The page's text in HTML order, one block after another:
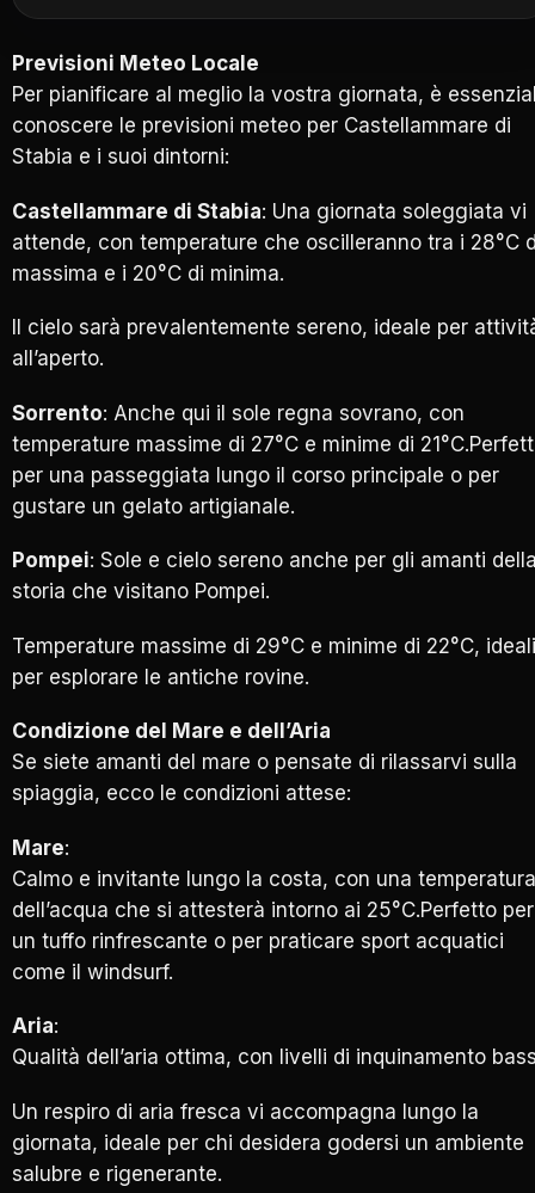
Previsioni Meteo Locale
Per pianificare al meglio la vostra giornata, è
conoscere le previsioni meteo per Castellammare di
Stabia e i suoi dintorni:
Castellammare di Stabia: Una giornata soleggiata vi
attende, con temperature che oscilleranno tra i 28°C
massima e i 20°C di minima.
Il cielo sarà prevalentemente sereno, ideale per
all’aperto.
Sorrento: Anche qui il sole regna sovrano, con
temperature massime di 27°C e minime di
per una passeggiata lungo il corso principale o per
gustare un gelato artigianale.
Pompei: Sole e cielo sereno anche per gli amanti
storia che visitano Pompei.
Temperature massime di 29°C e minime di 22°C, ideali
per esplorare le antiche rovine.
Condizione del Mare e dell’Aria
Se siete amanti del mare o pensate di rilassarvi sulla
spiaggia, ecco le condizioni attese:
Mare:
Calmo e invitante lungo la costa, con una temperatura
dell’acqua che si attesterà intorno ai 25°C.Perfetto per
un tuffo rinfrescante o per praticare sport acquatici
come il windsurf.
Aria:
Qualità dell’aria ottima, con livelli di inquinamento
Un respiro di aria fresca vi accompagna lungo la
giornata, ideale per chi desidera godersi un ambiente
salubre e rigenerante.